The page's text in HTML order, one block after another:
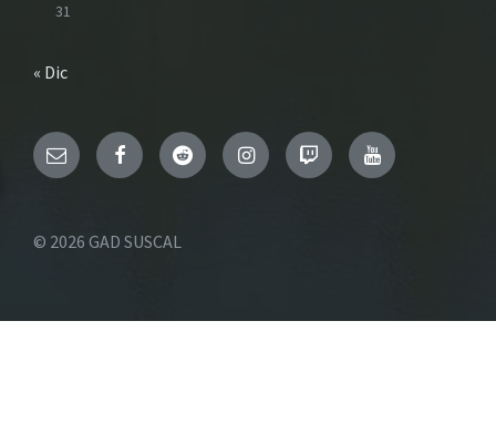
31
« Dic
Email FacebookReddit InstagramTwitch YouTube
© 2026 GAD SUSCAL